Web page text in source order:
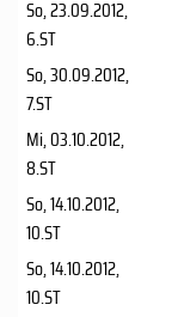
So, 23.09.2012,
6.ST
So, 30.09.2012,
7.ST
Mi, 03.10.2012,
8.ST
So, 14.10.2012,
10.ST
So, 14.10.2012,
10.ST